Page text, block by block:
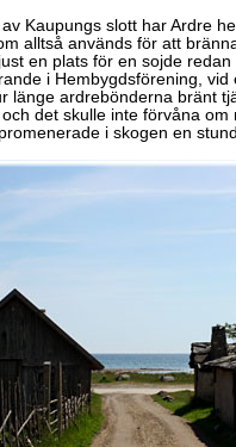
Kaupungs slott har Ardre
alltså används för att
en plats för en sojde
i Hembygdsförening,
länge ardrebönderna bränt
det skulle inte förvåna
i skogen en